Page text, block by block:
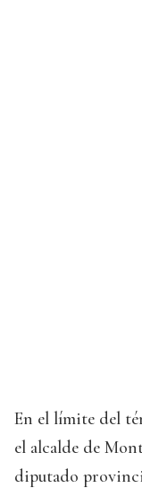
En el límite del
el alcalde de
diputado